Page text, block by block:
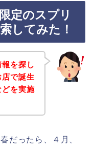
定のスプリ
してみた！
を探し
で誕生
どを実施
だったら、４月、